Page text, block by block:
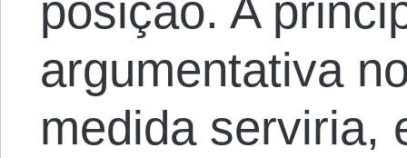
posição. A
argumentativa
medida serviria,